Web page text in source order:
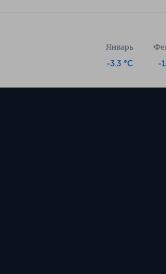
Январь
-3.3 °C -